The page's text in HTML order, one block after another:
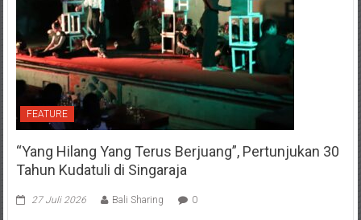
FEATURE
“Yang Hilang Yang Terus Berjuang”, Pertunjukan 30
Tahun Kudatuli di Singaraja
27 Juli 2026 Bali Sharing 0